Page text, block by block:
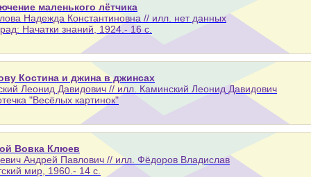
маленького лётчика
Надежда Константиновна // илл. нет данных
Начатки знаний, 1924.- 16 с.
Костина и джина в джинсах
Леонид Давидович // илл. Каминский Леонид Давидович
"Весёлых картинок"
Вовка Клюев
Андрей Павлович // илл. Фёдоров Владислав
мир, 1960.- 14 с.